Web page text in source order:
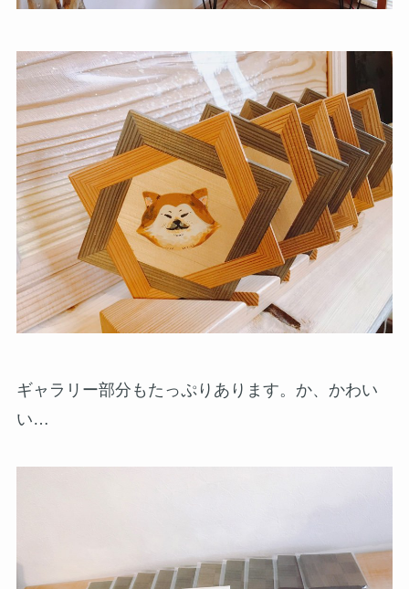
ギャラリー部分もたっぷりあります。か、かわい
い…